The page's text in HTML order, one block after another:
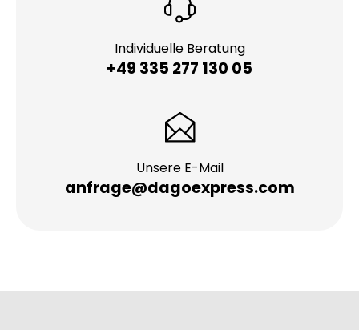
Individuelle Beratung
+49 335 277 130 05
Unsere E-Mail
anfrage@dagoexpress.com